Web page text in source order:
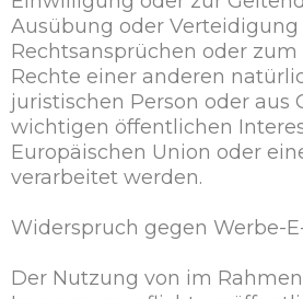
Ausübung oder Verteidigung
Rechtsansprüchen oder
Rechte einer anderen
juristischen Person oder aus
wichtigen öffentlichen
Europäischen Union oder
verarbeitet werden.
Widerspruch gegen Werbe-
Der Nutzung von im